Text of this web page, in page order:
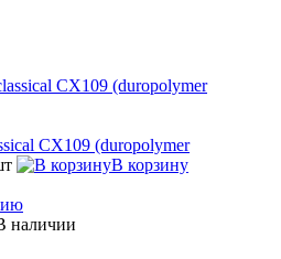
CX109 (duropolymer
В корзину
наличии